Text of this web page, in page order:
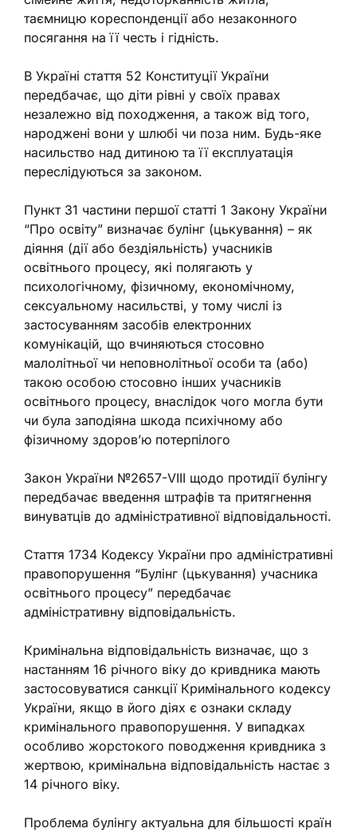
таємницю кореспонденції або незаконного
посягання на її честь і гідність.
В Україні стаття 52 Конституції України
передбачає, що діти рівні у своїх правах
незалежно від походження, а також від того,
народжені вони у шлюбі чи поза ним. Будь-яке
насильство над дитиною та її експлуатація
переслідуються за законом.
Пункт 31 частини першої статті 1 Закону України
“Про освіту” визначає булінг (цькування) – як
діяння (дії або бездіяльність) учасників
освітнього процесу, які полягають у
психологічному, фізичному, економічному,
сексуальному насильстві, у тому числі із
застосуванням засобів електронних
комунікацій, що вчиняються стосовно
малолітньої чи неповнолітньої особи та (або)
такою особою стосовно інших учасників
освітнього процесу, внаслідок чого могла бути
чи була заподіяна шкода психічному або
фізичному здоров’ю потерпілого
Закон України №2657-VIII щодо протидії булінгу
передбачає введення штрафів та притягнення
винуватців до адміністративної відповідальності.
Стаття 1734 Кодексу України про адміністративні
правопорушення “Булінг (цькування) учасника
освітнього процесу” передбачає
адміністративну відповідальність.
Кримінальна відповідальність визначає, що з
настанням 16 річного віку до кривдника мають
застосовуватися санкції Кримінального кодексу
України, якщо в його діях є ознаки складу
кримінального правопорушення. У випадках
особливо жорстокого поводження кривдника з
жертвою, кримінальна відповідальність настає з
14 річного віку.
Проблема булінгу актуальна для більшості країн